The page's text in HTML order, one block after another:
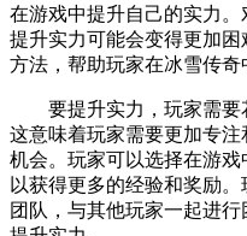
在游戏中提升自己的实力。
提升实力可能会变得更加
方法，帮助玩家在冰雪传奇
要提升实力，玩家需要
这意味着玩家需要更加专
机会。玩家可以选择在游
以获得更多的经验和奖励
团队，与其他玩家一起进